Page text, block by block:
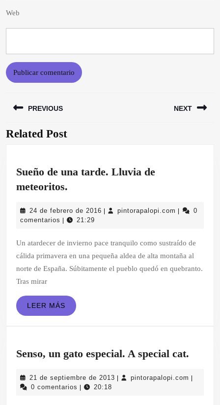
Web
de
entradas
PREVIOUS
Entrada
NEXT
Related Post
Sueño de una tarde. Lluvia de
meteoritos.
una
Lluvia
de
meteoritos.
24 de febrero de 2016 24
2016
| pintorapalopi.com |
0
comentarios | 21:29
Un atardecer de invierno pace tranquilo como sustraído de
cálida primavera en una pequeña aldea de alta montaña al
norte de España. Súbitamente el pueblo quedó en quebranto.
Tras mirar
LEER MÁS LEER
MÁS
Senso, un gato especial. A special cat.
gato
21 de septiembre de 2013 21
| pintorapalopi.com |
0 comentarios | 20:18